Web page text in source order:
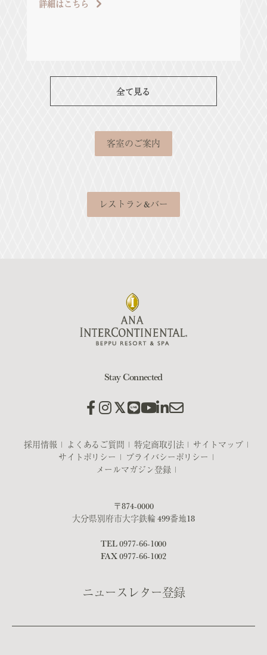
詳細はこちら
全て見る
客室のご案内
レストラン&バー
Stay Connected
採用情報 よくあるご質問 特定商取引法
サイトマップ
サイトポリシー
プライバシーポリシー
メールマガジン登録
〒874-0000
大分県別府市大字鉄輪 499番地18
TEL0977-66-1000
FAX 0977-66-1002
ニュースレター登録